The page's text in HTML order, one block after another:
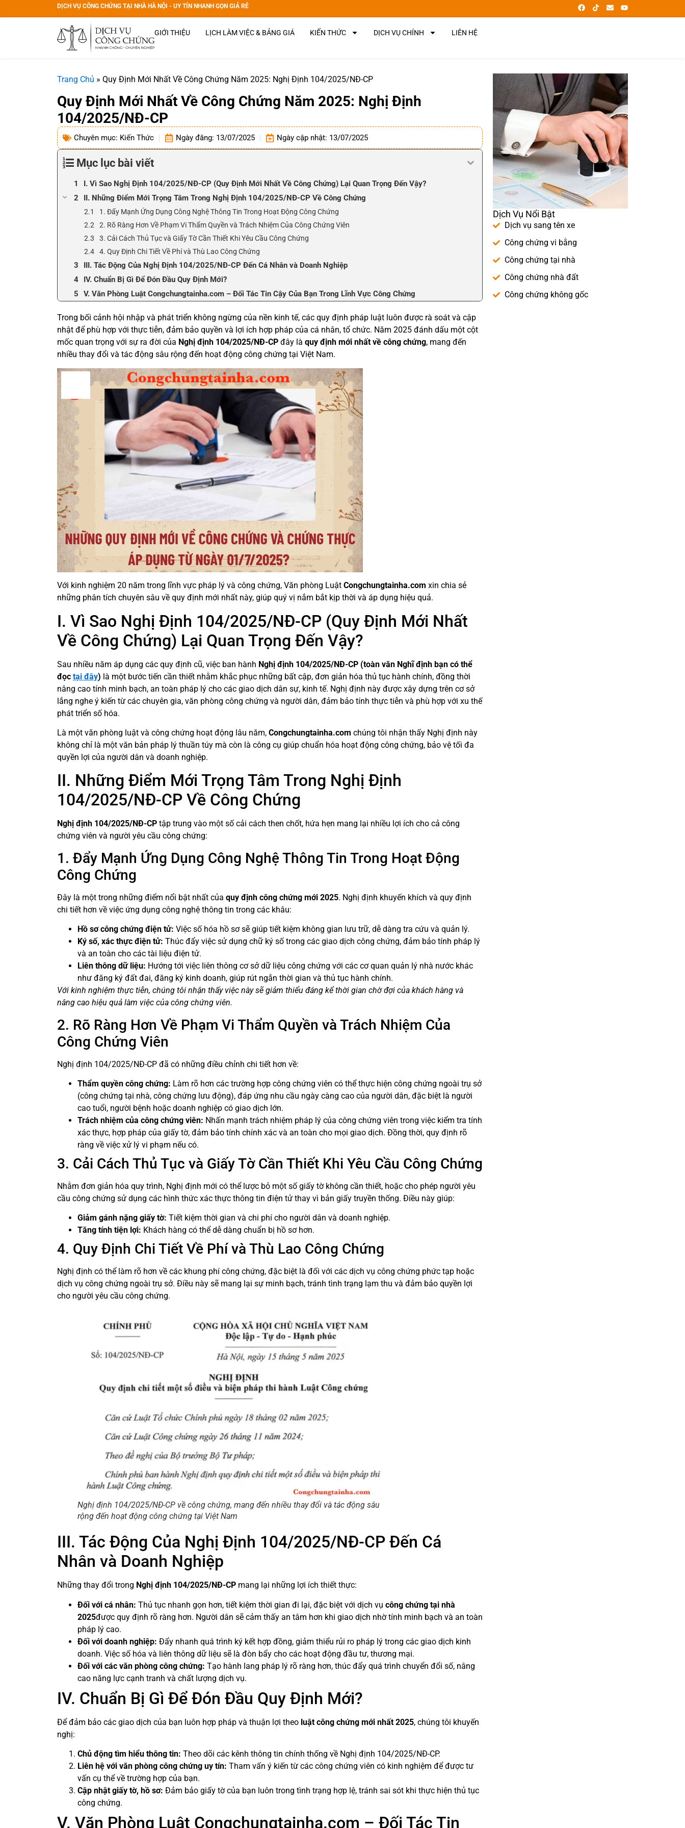
DỊCH VỤ CÔNG CHỨNG TẠI NHÀ HÀ NỘI - UY TÍN NHANH GỌN GIÁ RẺ
GIỚI THIỆU LỊCH LÀM VIỆC & BẢNG GIÁ KIẾN THỨC DỊCH VỤ CHÍNH LIÊN HỆ
Trang Chủ » Quy Định Mới Nhất Về Công Chứng Năm 2025: Nghị Định 104/2025/NĐ-CP
Quy Định Mới Nhất Về Công Chứng Năm 2025: Nghị Định
104/2025/NĐ-CP
Chuyên mục: Kiến Thức Ngày đăng: 13/07/2025 Ngày cập nhật: 13/07/2025
Mục lục bài viết
I. Vì Sao Nghị Định 104/2025/NĐ-CP (Quy Định Mới Nhất Về Công Chứng) Lại Quan Trọng Đến Vậy?
II. Những Điểm Mới Trọng Tâm Trong Nghị Định 104/2025/NĐ-CP Về Công Chứng
1. Đẩy Mạnh Ứng Dụng Công Nghệ Thông Tin Trong Hoạt Động Công Chứng
2. Rõ Ràng Hơn Về Phạm Vi Thẩm Quyền và Trách Nhiệm Của Công Chứng Viên
3. Cải Cách Thủ Tục và Giấy Tờ Cần Thiết Khi Yêu Cầu Công Chứng
4. Quy Định Chi Tiết Về Phí và Thù Lao Công Chứng
III. Tác Động Của Nghị Định 104/2025/NĐ-CP Đến Cá Nhân và Doanh Nghiệp
IV. Chuẩn Bị Gì Để Đón Đầu Quy Định Mới?
V. Văn Phòng Luật Congchungtainha.com – Đối Tác Tin Cậy Của Bạn Trong Lĩnh Vực Công Chứng
Trong bối cảnh hội nhập và phát triển không ngừng của nền kinh tế, các quy định pháp luật luôn được rà soát và cập
nhật để phù hợp với thực tiễn, đảm bảo quyền và lợi ích hợp pháp của cá nhân, tổ chức. Năm 2025 đánh dấu một cột
mốc quan trọng với sự ra đời của Nghị định 104/2025/NĐ-CP đây là quy định mới nhất về công chứng, mang đến
nhiều thay đổi và tác động sâu rộng đến hoạt động công chứng tại Việt Nam.
Với kinh nghiệm 20 năm trong lĩnh vực pháp lý và công chứng, Văn phòng Luật Congchungtainha.com xin chia sẻ
những phân tích chuyên sâu về quy định mới nhất này, giúp quý vị nắm bắt kịp thời và áp dụng hiệu quả.
I. Vì Sao Nghị Định 104/2025/NĐ-CP (Quy Định Mới Nhất
Về Công Chứng) Lại Quan Trọng Đến Vậy?
Sau nhiều năm áp dụng các quy định cũ, việc ban hành Nghị định 104/2025/NĐ-CP (toàn văn Nghĩ định bạn có thể
đọc tại đây) là một bước tiến cần thiết nhằm khắc phục những bất cập, đơn giản hóa thủ tục hành chính, đồng thời
nâng cao tính minh bạch, an toàn pháp lý cho các giao dịch dân sự, kinh tế. Nghị định này được xây dựng trên cơ sở
lắng nghe ý kiến từ các chuyên gia, văn phòng công chứng và người dân, đảm bảo tính thực tiễn và phù hợp với xu thế
phát triển số hóa.
Là một văn phòng luật và công chứng hoạt động lâu năm, Congchungtainha.com chúng tôi nhận thấy Nghị định này
không chỉ là một văn bản pháp lý thuần túy mà còn là công cụ giúp chuẩn hóa hoạt động công chứng, bảo vệ tối đa
quyền lợi của người dân và doanh nghiệp.
II. Những Điểm Mới Trọng Tâm Trong Nghị Định
104/2025/NĐ-CP Về Công Chứng
Nghị định 104/2025/NĐ-CP tập trung vào một số cải cách then chốt, hứa hẹn mang lại nhiều lợi ích cho cả công
chứng viên và người yêu cầu công chứng:
1. Đẩy Mạnh Ứng Dụng Công Nghệ Thông Tin Trong Hoạt Động
Công Chứng
Đây là một trong những điểm nổi bật nhất của quy định công chứng mới 2025. Nghị định khuyến khích và quy định
chi tiết hơn về việc ứng dụng công nghệ thông tin trong các khâu:
Hồ sơ công chứng điện tử: Việc số hóa hồ sơ sẽ giúp tiết kiệm không gian lưu trữ, dễ dàng tra cứu và quản lý.
Ký số, xác thực điện tử: Thúc đẩy việc sử dụng chữ ký số trong các giao dịch công chứng, đảm bảo tính pháp lý
và an toàn cho các tài liệu điện tử.
Liên thông dữ liệu: Hướng tới việc liên thông cơ sở dữ liệu công chứng với các cơ quan quản lý nhà nước khác
như đăng ký đất đai, đăng ký kinh doanh, giúp rút ngắn thời gian và thủ tục hành chính.
Với kinh nghiệm thực tiễn, chúng tôi nhận thấy việc này sẽ giảm thiểu đáng kể thời gian chờ đợi của khách hàng và
nâng cao hiệu quả làm việc của công chứng viên.
2. Rõ Ràng Hơn Về Phạm Vi Thẩm Quyền và Trách Nhiệm Của
Công Chứng Viên
Nghị định 104/2025/NĐ-CP đã có những điều chỉnh chi tiết hơn về:
Thẩm quyền công chứng: Làm rõ hơn các trường hợp công chứng viên có thể thực hiện công chứng ngoài trụ sở
(công chứng tại nhà, công chứng lưu động), đáp ứng nhu cầu ngày càng cao của người dân, đặc biệt là người
cao tuổi, người bệnh hoặc doanh nghiệp có giao dịch lớn.
Trách nhiệm của công chứng viên: Nhấn mạnh trách nhiệm pháp lý của công chứng viên trong việc kiểm tra tính
xác thực, hợp pháp của giấy tờ, đảm bảo tính chính xác và an toàn cho mọi giao dịch. Đồng thời, quy định rõ
ràng về việc xử lý vi phạm nếu có.
3. Cải Cách Thủ Tục và Giấy Tờ Cần Thiết Khi Yêu Cầu Công Chứng
Nhằm đơn giản hóa quy trình, Nghị định mới có thể lược bỏ một số giấy tờ không cần thiết, hoặc cho phép người yêu
cầu công chứng sử dụng các hình thức xác thực thông tin điện tử thay vì bản giấy truyền thống. Điều này giúp:
Giảm gánh nặng giấy tờ: Tiết kiệm thời gian và chi phí cho người dân và doanh nghiệp.
Tăng tính tiện lợi: Khách hàng có thể dễ dàng chuẩn bị hồ sơ hơn.
4. Quy Định Chi Tiết Về Phí và Thù Lao Công Chứng
Nghị định có thể làm rõ hơn về các khung phí công chứng, đặc biệt là đối với các dịch vụ công chứng phức tạp hoặc
dịch vụ công chứng ngoài trụ sở. Điều này sẽ mang lại sự minh bạch, tránh tình trạng lạm thu và đảm bảo quyền lợi
cho người yêu cầu công chứng.
Nghị định 104/2025/NĐ-CP về công chứng, mang đến nhiều thay đổi và tác động sâu
rộng đến hoạt động công chứng tại Việt Nam
III. Tác Động Của Nghị Định 104/2025/NĐ-CP Đến Cá
Nhân và Doanh Nghiệp
Những thay đổi trong Nghị định 104/2025/NĐ-CP mang lại những lợi ích thiết thực:
Đối với cá nhân: Thủ tục nhanh gọn hơn, tiết kiệm thời gian đi lại, đặc biệt với dịch vụ công chứng tại nhà
2025được quy định rõ ràng hơn. Người dân sẽ cảm thấy an tâm hơn khi giao dịch nhờ tính minh bạch và an toàn
pháp lý cao.
Đối với doanh nghiệp: Đẩy nhanh quá trình ký kết hợp đồng, giảm thiểu rủi ro pháp lý trong các giao dịch kinh
doanh. Việc số hóa và liên thông dữ liệu sẽ là đòn bẩy cho các hoạt động đầu tư, thương mại.
Đối với các văn phòng công chứng: Tạo hành lang pháp lý rõ ràng hơn, thúc đẩy quá trình chuyển đổi số, nâng
cao năng lực cạnh tranh và chất lượng dịch vụ.
IV. Chuẩn Bị Gì Để Đón Đầu Quy Định Mới?
Để đảm bảo các giao dịch của bạn luôn hợp pháp và thuận lợi theo luật công chứng mới nhất 2025, chúng tôi khuyến
nghị:
Chủ động tìm hiểu thông tin: Theo dõi các kênh thông tin chính thống về Nghị định 104/2025/NĐ-CP.
Liên hệ với văn phòng công chứng uy tín: Tham vấn ý kiến từ các công chứng viên có kinh nghiệm để được tư
vấn cụ thể về trường hợp của bạn.
Cập nhật giấy tờ, hồ sơ: Đảm bảo giấy tờ của bạn luôn trong tình trạng hợp lệ, tránh sai sót khi thực hiện thủ tục
công chứng.
V. Văn Phòng Luật Congchungtainha.com – Đối Tác Tin
Dịch Vụ Nổi Bật
Dịch vụ sang tên xe
Công chứng vi bằng
Công chứng tại nhà
Công chứng nhà đất
Công chứng không gốc